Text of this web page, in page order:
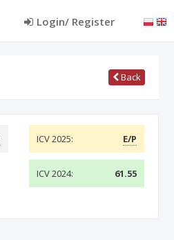
Login/ Register
Back
ICV 2025: E/P
ICV 2024: 61.55